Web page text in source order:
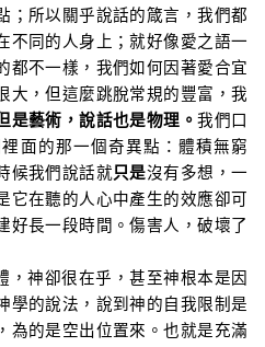
；所以關乎說話的箴言，我們都
不同的人身上；就好像愛之語一
都不一樣，我們如何因著愛合宜
大，但這麼跳脫常規的豐富，我
是藝術，說話也是物理。我們口
面的那一個奇異點：體積無窮
候我們說話就只是沒有多想，一
它在聽的人心中產生的效應卻可
好長一段時間。傷害人，破壞了
，神卻很在乎，甚至神根本是因
學的說法，說到神的自我限制是
為的是空出位置來。也就是充滿